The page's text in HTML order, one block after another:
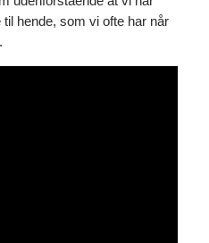
hende, som vi ofte har når